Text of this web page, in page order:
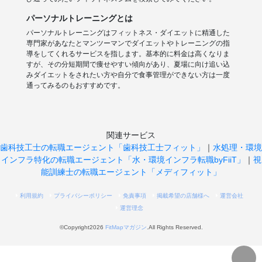
パーソナルトレーニングとは
パーソナルトレーニングはフィットネス・ダイエットに精通した
専門家があなたとマンツーマンでダイエットやトレーニングの指
導をしてくれるサービスを指します。基本的に料金は高くなりま
すが、その分短期間で痩せやすい傾向があり、夏場に向け追い込
みダイエットをされたい方や自分で食事管理ができない方は一度
通ってみるのもおすすめです。
関連サービス
歯科技工士の転職エージェント「歯科技工士フィット」
｜ 水処理・環境
インフラ特化の転職エージェント「水・環境インフラ転職byFiiT」
｜ 視
能訓練士の転職エージェント「メディフィット」
利用規約 プライバシーポリシー 免責事項 掲載希望の店舗様へ
運営会社
運営理念
©Copyright2026 FitMapマガジン .All Rights Reserved.